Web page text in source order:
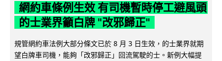
網約車條例生效 有司機暫時停工避風頭
的士業界籲白牌 "改邪歸正"
規管網約車法例大部分條文已於 8 月 3 日生效，的士業界就期
望白牌車司機，能夠「改邪歸正」回流駕駛的士。新例大幅提